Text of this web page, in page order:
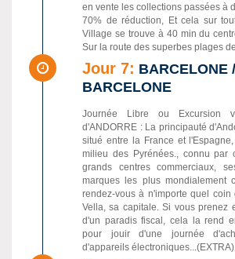
en vente les collections passées à
70% de réduction, Et cela sur
Village se trouve à 40 min du
Sur la route des superbes plages
Jour 7: BARCELONE
BARCELONE
Journée Libre ou Excursion
d'ANDORRE : La principauté
situé entre la France et
milieu des Pyrénées., connu par
grands centres commerciaux,
marques les plus mondialement
rendez-vous à n'importe quel
Vella, sa capitale. Si vous prenez
d'un paradis fiscal, cela la rend
pour jouir d'une journée
d'appareils